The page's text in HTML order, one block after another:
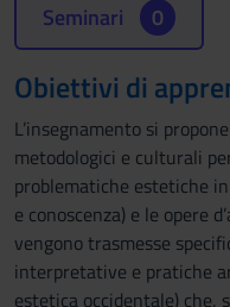
Seminari 0
Obiettivi di
L’insegnamento si
metodologici e culturali
problematiche estetiche
e conoscenza) e le opere
vengono trasmesse
interpretative e pratiche
estetica occidentale) che,